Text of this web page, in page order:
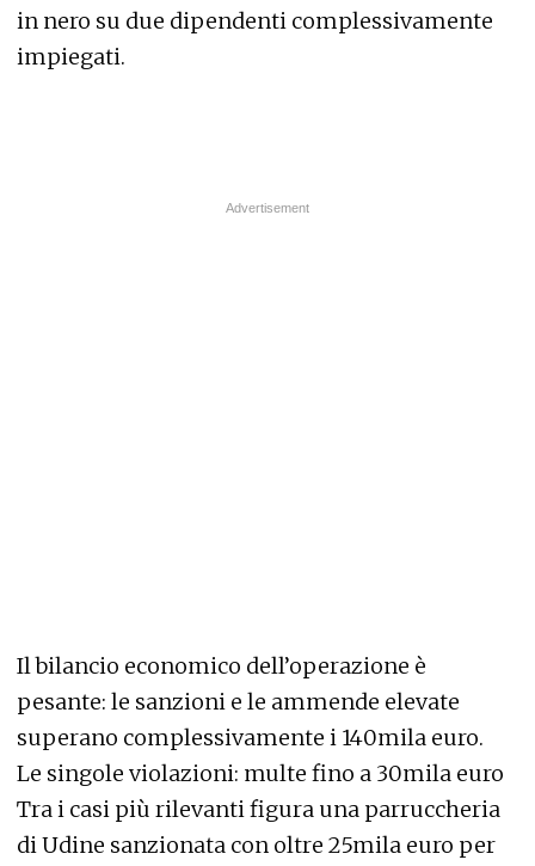
in nero su due dipendenti complessivamente
impiegati.
Il bilancio economico dell’operazione è
pesante: le sanzioni e le ammende elevate
superano complessivamente i 140mila euro.
Le singole violazioni: multe fino a 30mila euro
Tra i casi più rilevanti figura una parruccheria
di Udine sanzionata con oltre 25mila euro per